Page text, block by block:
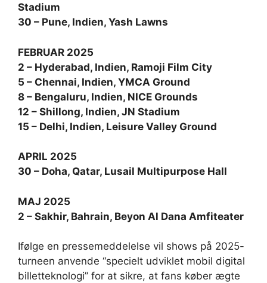
Stadium
30 – Pune, Indien, Yash Lawns
FEBRUAR 2025
2 – Hyderabad, Indien, Ramoji Film City
5 – Chennai, Indien, YMCA Ground
8 – Bengaluru, Indien, NICE Grounds
12 – Shillong, Indien, JN Stadium
15 – Delhi, Indien, Leisure Valley Ground
APRIL 2025
30 – Doha, Qatar, Lusail Multipurpose Hall
MAJ 2025
2 – Sakhir, Bahrain, Beyon Al Dana Amfiteater
Ifølge en pressemeddelelse vil shows på 2025-
turneen anvende “specielt udviklet mobil digital
billetteknologi” for at sikre, at fans køber ægte